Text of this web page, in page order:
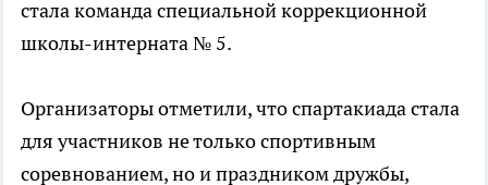
стала команда специальной коррекционной
школы-интерната № 5.
Организаторы отметили, что спартакиада стала
для участников не только спортивным
соревнованием, но и праздником дружбы,